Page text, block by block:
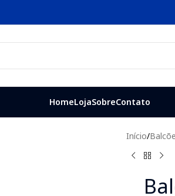
HomeLojaSobreContato
Início/